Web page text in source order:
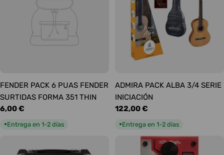
FENDER PACK 6 PUAS FENDER
SURTIDAS FORMA 351 THIN
Precio
6,00 €
●Entrega en 1-2 días
ADMIRA PACK ALBA 3/4 SERIE
INICIACIÓN
Precio
122,00 €
●Entrega en 1-2 días